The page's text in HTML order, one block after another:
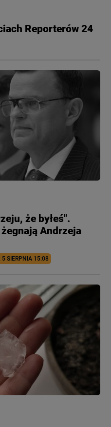
Reporterów 24
że byłeś".
Andrzeja
5 SIERPNIA 15:08